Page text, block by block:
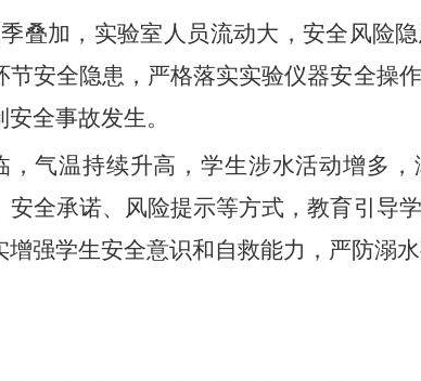
叠加，实验室人员流动大，安全风险
安全隐患，严格落实实验仪器安全操
全事故发生。
，气温持续升高，学生涉水活动增多
全承诺、风险提示等方式，教育引导
强学生安全意识和自救能力，严防溺水